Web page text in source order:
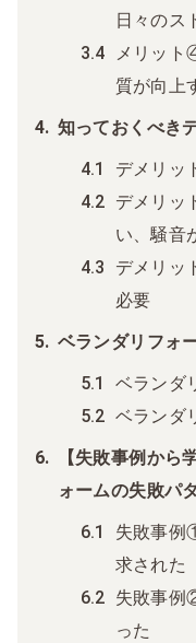
日々のス
メリット
質が向上
知っておくべき
デメリッ
デメリッ
い、騒音
デメリッ
必要
ベランダリフォ
ベランダ
ベランダ
【失敗事例から
ォームの失敗パ
失敗事例
求された
失敗事例
った